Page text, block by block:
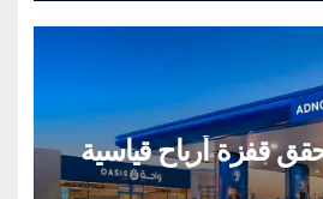
قفزة أرباح قياسية